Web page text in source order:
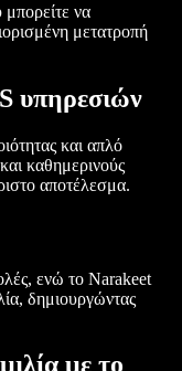
να
μετατροπή
υπηρεσιών
και απλό
καθημερινούς
αποτέλεσμα.
ενώ το Narakeet
δημιουργώντας
με το